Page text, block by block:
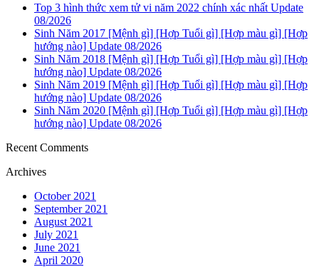
Top 3 hình thức xem tử vi năm 2022 chính xác nhất Update
08/2026
Sinh Năm 2017 [Mệnh gì] [Hợp Tuổi gì] [Hợp màu gì] [Hợp
hướng nào] Update 08/2026
Sinh Năm 2018 [Mệnh gì] [Hợp Tuổi gì] [Hợp màu gì] [Hợp
hướng nào] Update 08/2026
Sinh Năm 2019 [Mệnh gì] [Hợp Tuổi gì] [Hợp màu gì] [Hợp
hướng nào] Update 08/2026
Sinh Năm 2020 [Mệnh gì] [Hợp Tuổi gì] [Hợp màu gì] [Hợp
hướng nào] Update 08/2026
Recent Comments
Archives
October 2021
September 2021
August 2021
July 2021
June 2021
April 2020